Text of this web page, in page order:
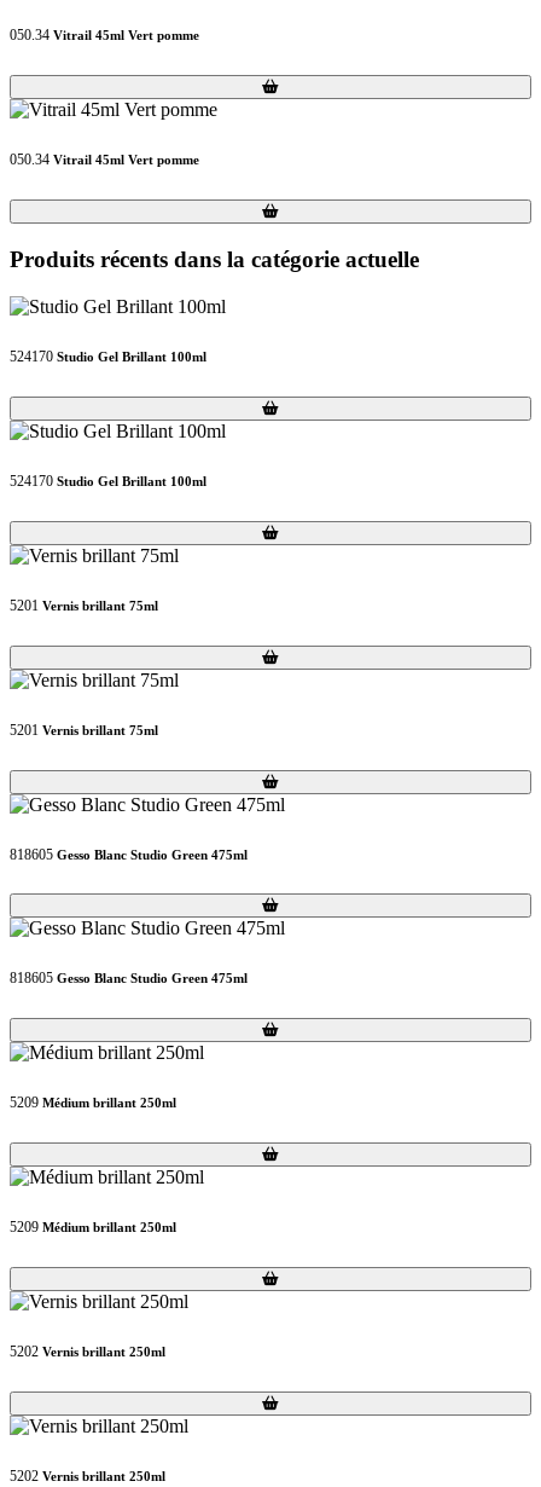
050.34 Vitrail 45ml Vert pomme
Loading...
Loading...
050.34 Vitrail 45ml Vert pomme
Loading...
Loading...
Produits récents dans la catégorie actuelle
524170 Studio Gel Brillant 100ml
Loading...
Loading...
524170 Studio Gel Brillant 100ml
Loading...
Loading...
5201 Vernis brillant 75ml
Loading...
Loading...
5201 Vernis brillant 75ml
Loading...
Loading...
818605 Gesso Blanc Studio Green 475ml
Loading...
Loading...
818605 Gesso Blanc Studio Green 475ml
Loading...
Loading...
5209 Médium brillant 250ml
Loading...
Loading...
5209 Médium brillant 250ml
Loading...
Loading...
5202 Vernis brillant 250ml
Loading...
Loading...
5202 Vernis brillant 250ml